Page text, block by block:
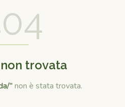
trovata
"non è stata trovata.